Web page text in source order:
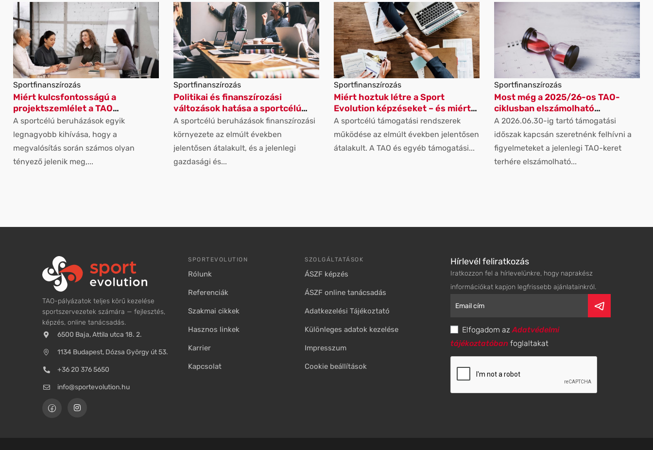
Sportfinanszírozás
Miért kulcsfontosságú a
projektszemlélet a TAO
beruházásoknál?
A sportcélú beruházások egyik
legnagyobb kihívása, hogy a
megvalósítás során számos olyan
tényező jelenik meg,...
Sportfinanszírozás
Politikai és finanszírozási
változások hatása a sportcélú
beruházásokra
A sportcélú beruházások finanszírozási
környezete az elmúlt években
jelentősen átalakult, és a jelenlegi
gazdasági és...
Sportfinanszírozás
Miért hoztuk létre a Sport
Evolution képzéseket – és miért
kulcsfontosságúak a
sportszervezetek számára?
A sportcélú támogatási rendszerek
működése az elmúlt években jelentősen
átalakult. A TAO és egyéb támogatási...
Sportfinanszírozás
Most még a 2025/26-os TAO-
ciklusban elszámolható
képzéseink
A 2026.06.30-ig tartó támogatási
időszak kapcsán szeretnénk felhívni a
figyelmeteket a jelenlegi TAO-keret
terhére elszámolható...
TAO-pályázatok teljes körű kezelése
sportszervezetek számára — fejlesztés,
képzés, online tanácsadás.
6500 Baja, Attila utca 18. 2.
1134 Budapest, Dózsa György út 53.
+36 20 376 5650
info@sportevolution.hu
SPORTEVOLUTION
Rólunk
Referenciák
Szakmai cikkek
Hasznos linkek
Karrier
Kapcsolat
SZOLGÁLTATÁSOK
ÁSZF képzés
ÁSZF online tanácsadás
Adatkezelési Tájékoztató
Különleges adatok kezelése
Impresszum
Cookie beállítások
Hírlevél feliratkozás
Iratkozzon fel a hírlevelünkre, hogy naprakész
információkat kapjon legfrissebb ajánlatainkról.
Elfogadom azAdatvédelmi
tájékoztatóban foglaltakat